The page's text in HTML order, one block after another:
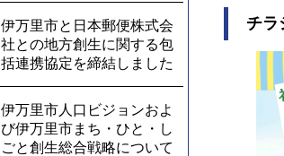
伊万里市と日本郵便株式会
社との地方創生に関する包
括連携協定を締結しました
伊万里市人口ビジョンおよ
び伊万里市まち・ひと・し
ごと創生総合戦略について
チラ